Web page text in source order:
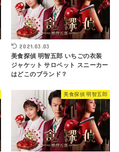
2021.03.03
美食探偵 明智五郎 いちごの衣装
ジャケット サロペット スニーカー
はどこのブランド？
美食探偵 明智五郎